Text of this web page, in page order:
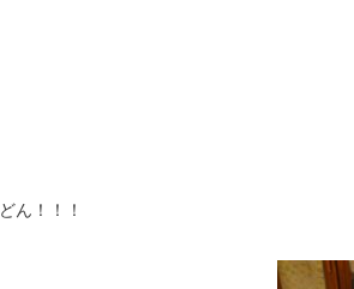
どん！！！